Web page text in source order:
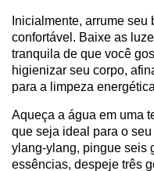
Inicialmente, arrume
confortável. Baixe as
tranquila de que você
higienizar seu corpo,
para a limpeza
Aqueça a água em uma
que seja ideal para o
ylang-ylang, pingue seis
essências, despeje três